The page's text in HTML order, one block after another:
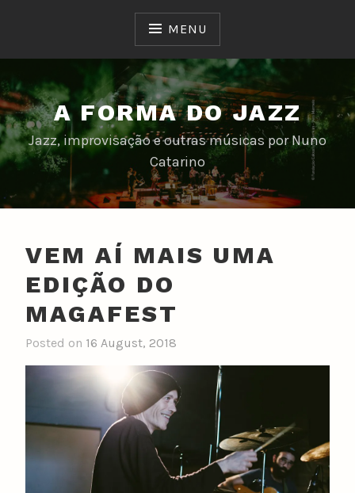
MENU
A FORMA DO JAZZ
Jazz, improvisação e outras músicas por Nuno
Catarino
VEM AÍ MAIS UMA
EDIÇÃO DO
MAGAFEST
Posted on 16 August, 2018
y
u
c
a